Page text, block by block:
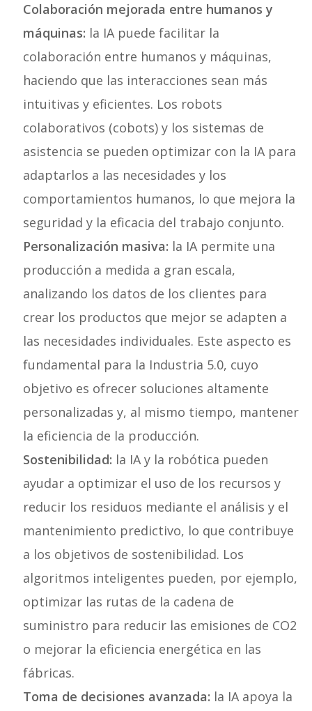
Colaboración mejorada entre humanos y
máquinas: la IA puede facilitar la
colaboración entre humanos y máquinas,
haciendo que las interacciones sean más
intuitivas y eficientes. Los robots
colaborativos (cobots) y los sistemas de
asistencia se pueden optimizar con la IA para
adaptarlos a las necesidades y los
comportamientos humanos, lo que mejora la
seguridad y la eficacia del trabajo conjunto.
Personalización masiva: la IA permite una
producción a medida a gran escala,
analizando los datos de los clientes para
crear los productos que mejor se adapten a
las necesidades individuales. Este aspecto es
fundamental para la Industria 5.0, cuyo
objetivo es ofrecer soluciones altamente
personalizadas y, al mismo tiempo, mantener
la eficiencia de la producción.
Sostenibilidad: la IA y la robótica pueden
ayudar a optimizar el uso de los recursos y
reducir los residuos mediante el análisis y el
mantenimiento predictivo, lo que contribuye
a los objetivos de sostenibilidad. Los
algoritmos inteligentes pueden, por ejemplo,
optimizar las rutas de la cadena de
suministro para reducir las emisiones de CO2
o mejorar la eficiencia energética en las
fábricas.
Toma de decisiones avanzada: la IA apoya la